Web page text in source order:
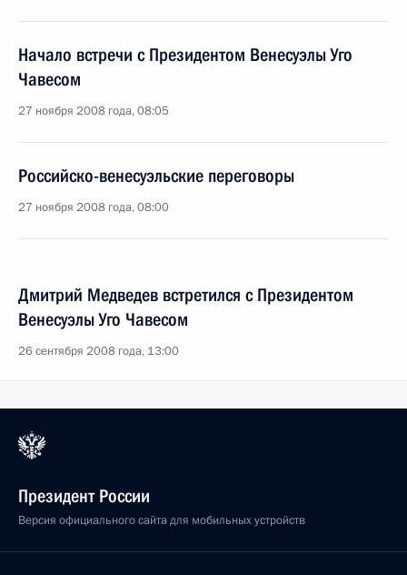
Начало встречи с Президентом Венесуэлы Уго
Чавесом
27 ноября 2008 года, 08:05
Российско-венесуэльские переговоры
27 ноября 2008 года, 08:00
Дмитрий Медведев встретился с Президентом
Венесуэлы Уго Чавесом
26 сентября 2008 года, 13:00
Президент России
Версия официального сайта для мобильных устройств